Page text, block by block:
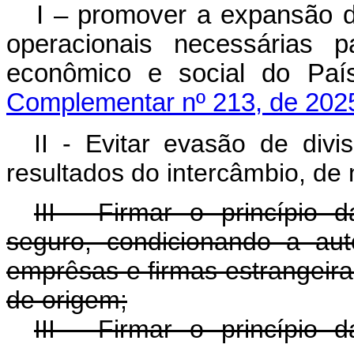
I – promover a expansão
operacionais necessárias
econômico e social
Complementar nº 213, de
II - Evitar evasão de
resultados do intercâmbio,
III - Firmar o princípio
seguro, condicionando a
emprêsas e firmas
de origem;
III - Firmar o princípio